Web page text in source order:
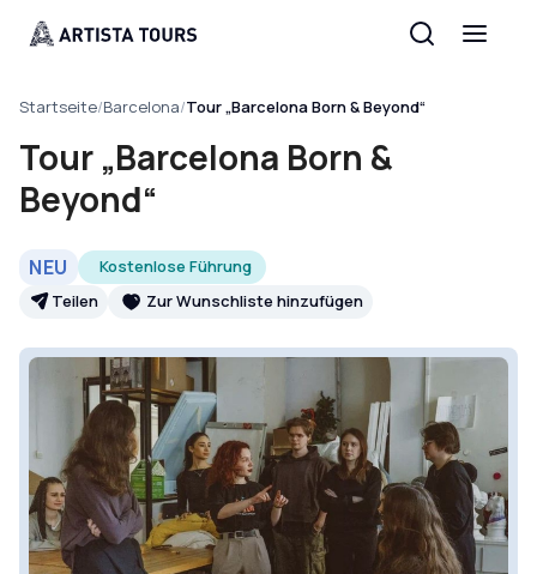
Startseite/Barcelona/Tour „Barcelona Born & Beyond“
Tour „Barcelona Born &
Beyond“
NEU
Kostenlose Führung
Teilen
Zur Wunschliste hinzufügen